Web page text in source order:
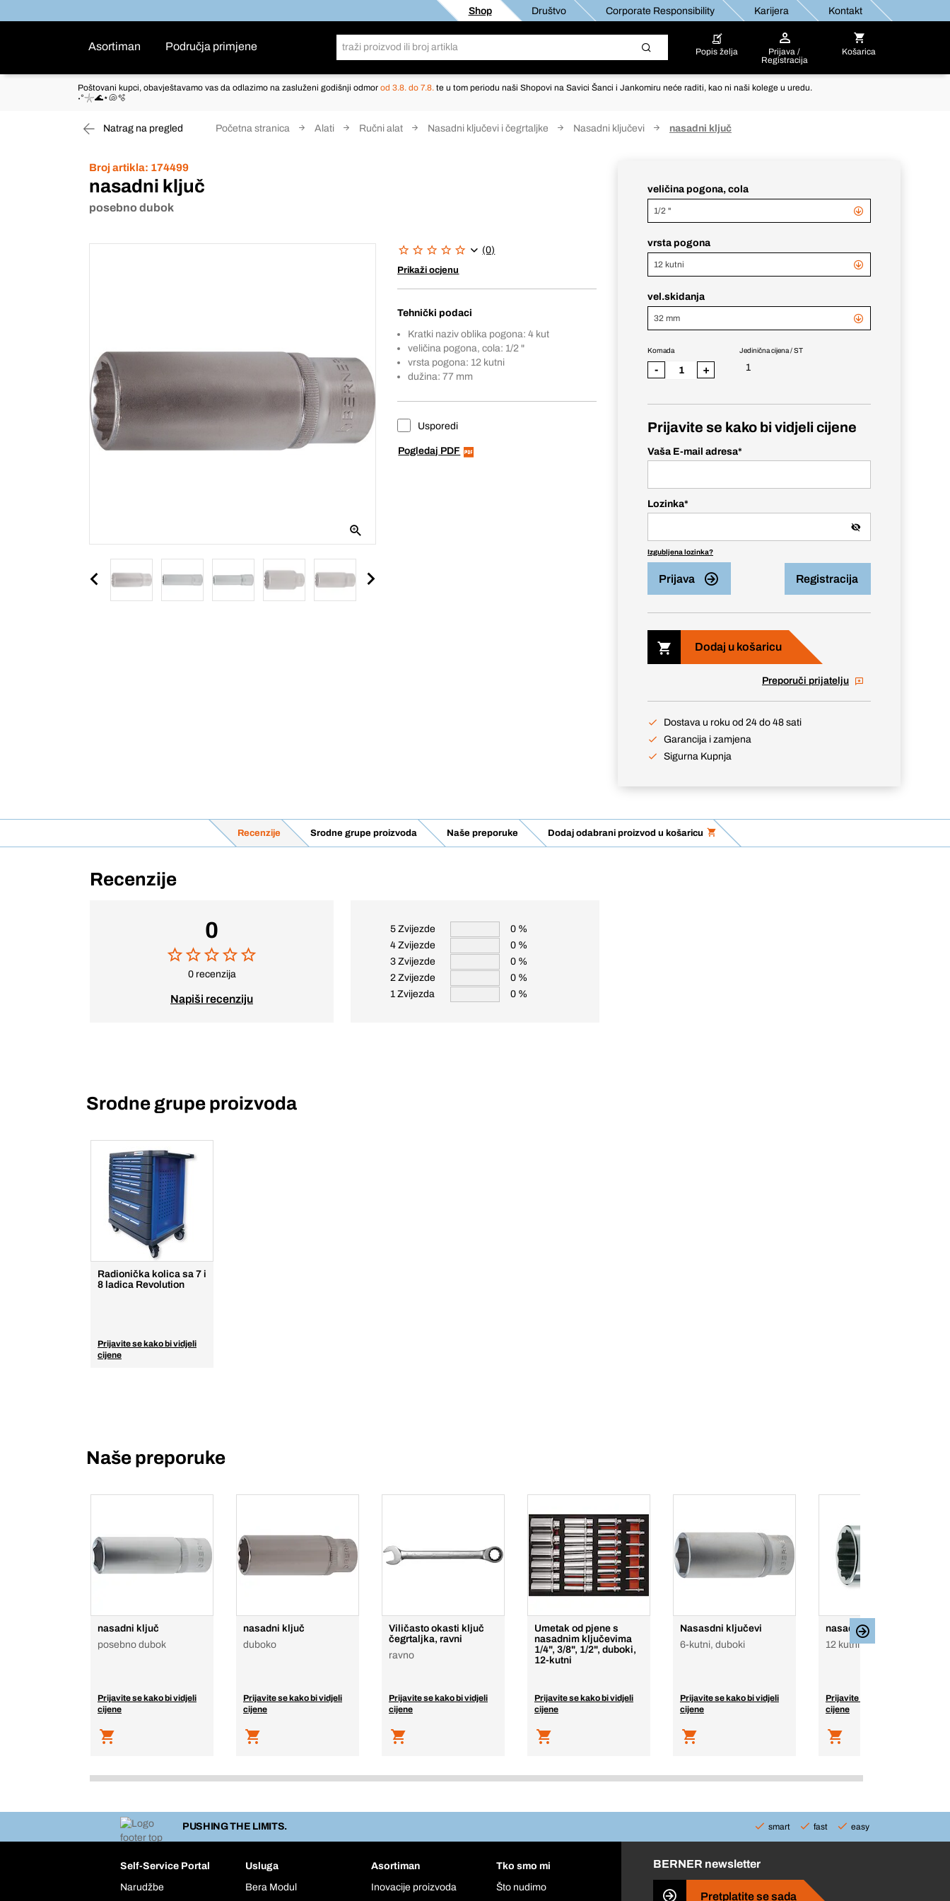
Shop Društvo Corporate Responsibility Karijera Kontakt
Asortiman Područja primjene Popis želja
Prijava /
Registracija
Košarica
Poštovani kupci, obavještavamo vas da odlazimo na zasluženi godišnji odmor od 3.8. do 7.8. te u tom periodu naši Shopovi na Savici Šanci i Jankomiru neće raditi, kao ni naši kolege u uredu.
˖°𓇼🌊⋆🐚🫧
Natrag na pregled Početna stranica Alati Ručni alat Nasadni ključevi i čegrtaljke Nasadni ključevi nasadni ključ
Broj artikla: 174499
nasadni ključ
posebno dubok
(0)
Prikaži ocjenu
Tehnički podaci
Kratki naziv oblika pogona: 4 kut
veličina pogona, cola: 1/2 "
vrsta pogona: 12 kutni
dužina: 77 mm
Usporedi
Pogledaj PDF
veličina pogona, cola
1/2 "
vrsta pogona
12 kutni
vel.skidanja
32 mm
Jedinična cijena / ST
1
Komada
- +
Prijavite se kako bi vidjeli cijene
Vaša E-mail adresa*
Lozinka*
Izgubljena lozinka?
Prijava Registracija
Dodaj u košaricu
Preporuči prijatelju
Dostava u roku od 24 do 48 sati
Garancija i zamjena
Sigurna Kupnja
Recenzije Srodne grupe proizvoda Naše preporuke Dodaj odabrani proizvod u košaricu
Recenzije
0
0 recenzija
Napiši recenziju
5 Zvijezde
0 %
4 Zvijezde
0 %
3 Zvijezde
0 %
2 Zvijezde
0 %
1 Zvijezda
0 %
Srodne grupe proizvoda
Radionička kolica sa 7 i
8 ladica Revolution
Prijavite se kako bi vidjeli
cijene
Naše preporuke
nasadni ključ
posebno dubok
Prijavite se kako bi vidjeli
cijene
nasadni ključ
duboko
Prijavite se kako bi vidjeli
cijene
Viličasto okasti ključ
čegrtaljka, ravni
ravno
Prijavite se kako bi vidjeli
cijene
Umetak od pjene s
nasadnim ključevima
1/4", 3/8", 1/2", duboki,
12-kutni
Prijavite se kako bi vidjeli
cijene
Nasasdni ključevi
6-kutni, duboki
Prijavite se kako bi vidjeli
cijene
nasadni ključ
12 kutni, 1/2"
Prijavite se kako bi vidjeli
cijene
PUSHING THE LIMITS. smart fast easy
Self-Service Portal
Narudžbe
Usluga
Bera Modul
Asortiman
Inovacije proizvoda
Tko smo mi
Što nudimo
BERNER newsletter
Pretplatite se sada